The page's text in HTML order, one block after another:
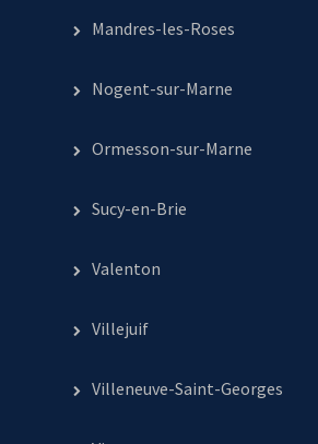
Mandres-les-Roses
Nogent-sur-Marne
Ormesson-sur-Marne
Sucy-en-Brie
Valenton
Villejuif
Villeneuve-Saint-Georges